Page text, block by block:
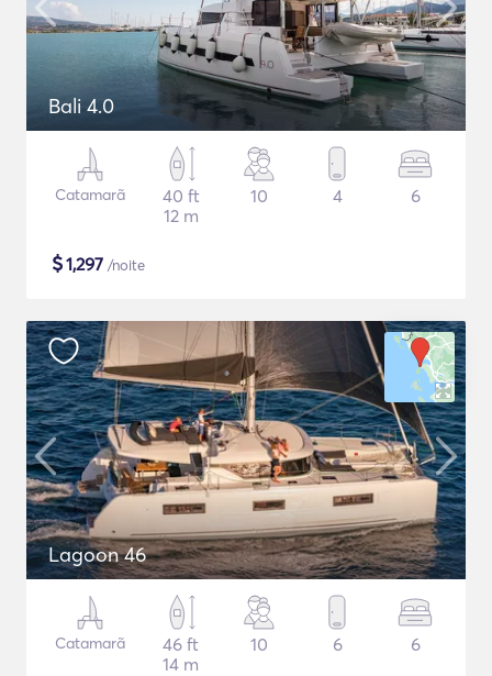
Bali 4.0
Catamarã
40 ft
12 m
10 4 6
$1,297 /noite
Lagoon 46
Catamarã
46 ft
14 m
10 6 6